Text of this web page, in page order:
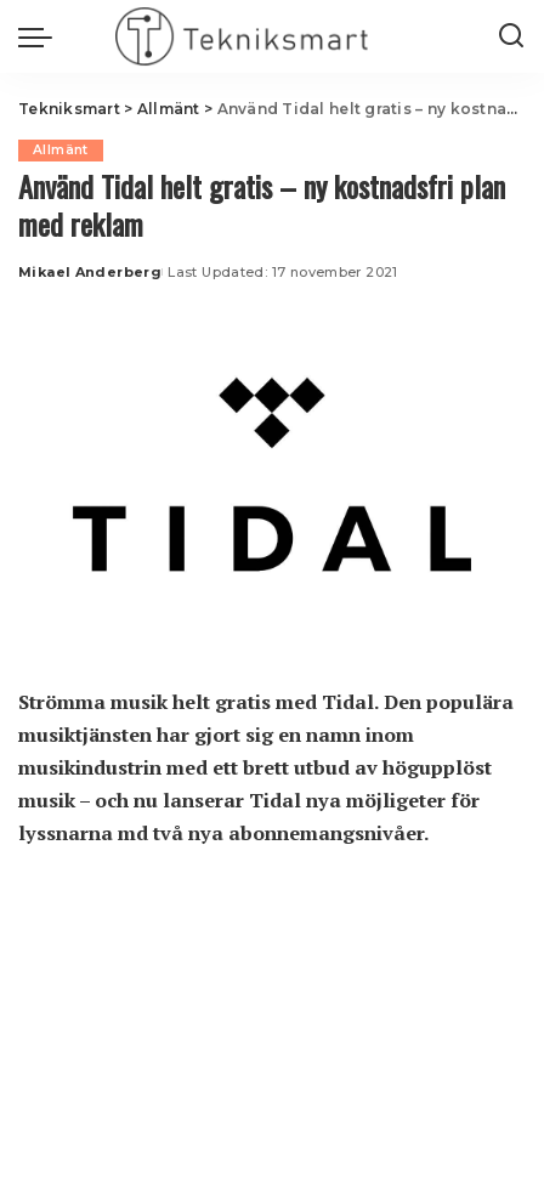
Tekniksmart> Allmänt > Använd Tidal helt gratis – ny kostnadsfri plan med reklam
Allmänt
Använd Tidal helt gratis – ny kostnadsfri plan
med reklam
Posted
Mikael Anderberg Last Updated: 17 november 2021
Strömma musik helt gratis med Tidal. Den populära
musiktjänsten har gjort sig en namn inom
musikindustrin med ett brett utbud av högupplöst
musik – och nu lanserar Tidal nya möjligeter för
lyssnarna md två nya abonnemangsnivåer.